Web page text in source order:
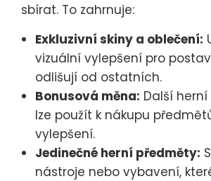
sbírat. To zahrnuje:
Exkluzivní skiny a oblečení:
vizuální vylepšení pro
odlišují od ostatních.
Bonusová měna: Další
lze použít k nákupu
vylepšení.
Jedinečné herní předměty:
nástroje nebo vybavení,